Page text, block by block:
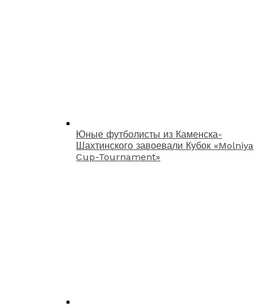
Юные футболисты из Каменска-
Шахтинского завоевали Кубок «Molniya
Cup-Tournament»